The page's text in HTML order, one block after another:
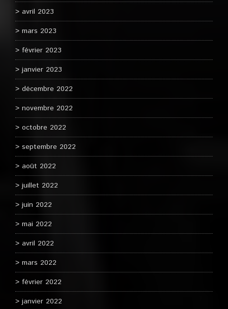
avril 2023
mars 2023
février 2023
janvier 2023
décembre 2022
novembre 2022
octobre 2022
septembre 2022
août 2022
juillet 2022
juin 2022
mai 2022
avril 2022
mars 2022
février 2022
janvier 2022